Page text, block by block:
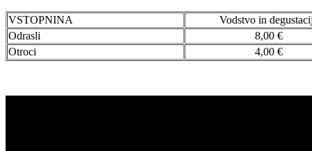
VSTOPNINA
Vodstvo in
Odrasli
8,00 €
Otroci
4,00 €